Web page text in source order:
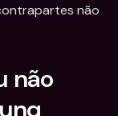
não
não